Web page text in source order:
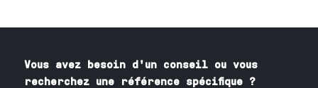
Vous avez besoin d'un conseil ou vous
recherchez une référence spécifique ?